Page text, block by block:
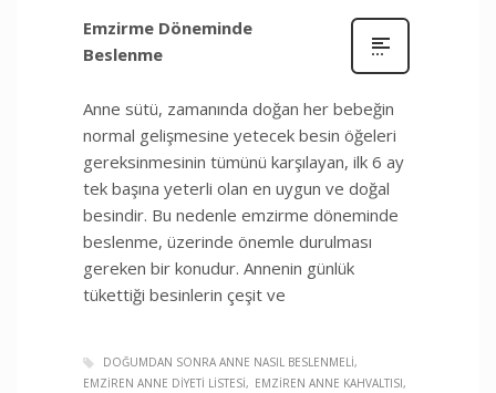
Emzirme Döneminde
Beslenme
Anne sütü, zamanında doğan her bebeğin
normal gelişmesine yetecek besin öğeleri
gereksinmesinin tümünü karşılayan, ilk 6 ay
tek başına yeterli olan en uygun ve doğal
besindir. Bu nedenle emzirme döneminde
beslenme, üzerinde önemle durulması
gereken bir konudur. Annenin günlük
tükettiği besinlerin çeşit ve
DOĞUMDAN SONRA ANNE NASIL BESLENMELI
EMZIREN ANNE DIYETI LISTESI
EMZIREN ANNE KAHVALTISI